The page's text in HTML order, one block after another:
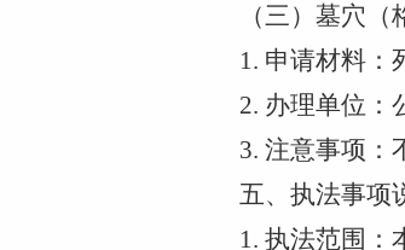
（三）墓穴（
1. 申请材料：
2. 办理单位：
3. 注意事项：
五、执法事项
1. 执法范围：